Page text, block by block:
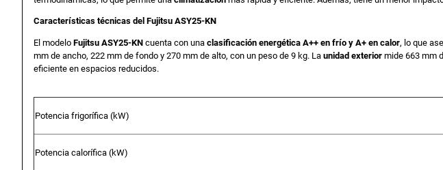
Características técnicas del Fujitsu ASY25-KN
El modelo Fujitsu ASY25-KN cuenta con una clasificación energética A++ en frío y A+ en calor, lo que
mm de ancho, 222 mm de fondo y 270 mm de alto, con un peso de 9 kg. La unidad exterior mide 663 mm
eficiente en espacios reducidos.
Potencia frigorífica (kW)
Potencia calorífica (kW)